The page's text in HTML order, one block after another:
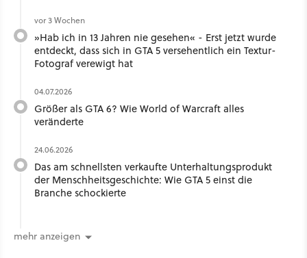
vor 3 Wochen
»Hab ich in 13 Jahren nie gesehen« - Erst jetzt wurde
entdeckt, dass sich in GTA 5 versehentlich ein Textur-
Fotograf verewigt hat
04.07.2026
Größer als GTA 6? Wie World of Warcraft alles
veränderte
24.06.2026
Das am schnellsten verkaufte Unterhaltungsprodukt
der Menschheitsgeschichte: Wie GTA 5 einst die
Branche schockierte
mehr anzeigen